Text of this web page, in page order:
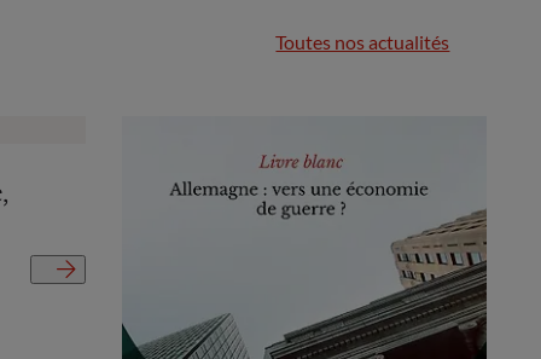
Toutes nos actualités